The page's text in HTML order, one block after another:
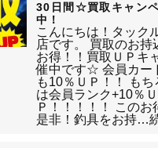
30日間☆買取キャン
中！
こんにちは！タック
店です。 買取のお持
お得！！買取ＵＰキ
催中です☆ 会員カー
も10％ＵＰ！！ もち
は会員ランク+10％Ｕ
Ｐ！！！！！ このお
是非！釣具をお持…